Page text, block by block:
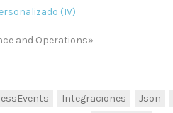
(IV)
and Operations»
Integraciones
Json